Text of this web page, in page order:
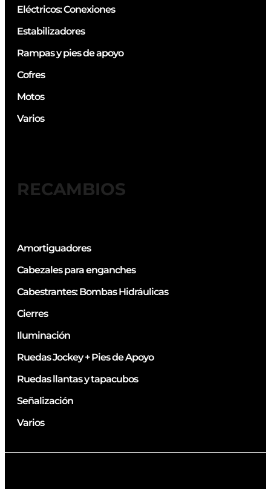
Eléctricos: Conexiones
Estabilizadores
Rampas y pies de apoyo
Cofres
Motos
Varios
RECAMBIOS
Amortiguadores
Cabezales para enganches
Cabestrantes: Bombas Hidráulicas
Cierres
Iluminación
Ruedas Jockey + Pies de Apoyo
Ruedas llantas y tapacubos
Señalización
Varios